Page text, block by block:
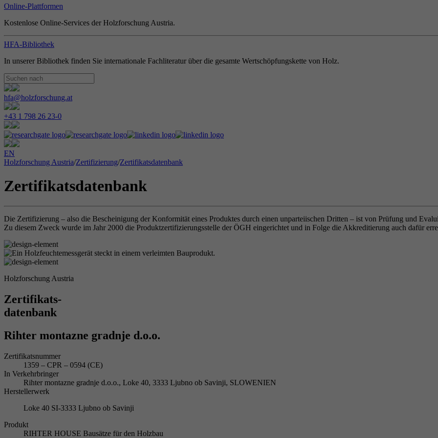
Online-Plattformen
Kostenlose Online-Services der Holzforschung Austria.
HFA-Bibliothek
In unserer Bibliothek finden Sie internationale Fachliteratur über die gesamte Wertschöpfungskette von Holz.
hfa@holzforschung.at
+43 1 798 26 23-0
EN
Holzforschung Austria/Zertifizierung/Zertifikatsdatenbank
Zertifikatsdatenbank
Die Zertifizierung – also die Bescheinigung der Konformität eines Produktes durch einen unparteiischen Dritten – ist von Prüfung und
Zu diesem Zweck wurde im Jahr 2000 die Produktzertifizierungsstelle der ÖGH eingerichtet und in Folge die Akkreditierung auch dafür
Holzforschung Austria
Zertifikats-
datenbank
Rihter montazne gradnje d.o.o.
Zertifikatsnummer
1359 – CPR – 0594 (CE)
In Verkehrbringer
Rihter montazne gradnje d.o.o., Loke 40, 3333 Ljubno ob Savinji, SLOWENIEN
Herstellerwerk
Loke 40 SI-3333 Ljubno ob Savinji
Produkt
RIHTER HOUSE Bausätze für den Holzbau